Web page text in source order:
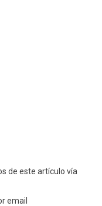
de este artículo vía
email